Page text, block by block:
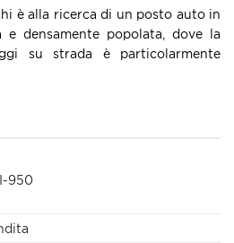
è alla ricerca di un posto auto in
e densamente popolata, dove la
su strada è particolarmente
950